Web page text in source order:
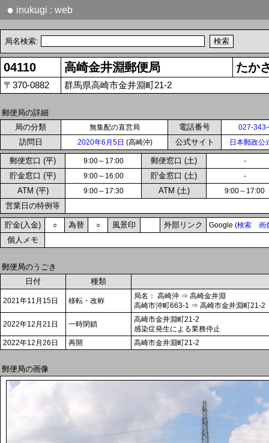
● inukugi : web
局名検索:
04110 高崎金井淵郵便局 たか
〒370-0882 群馬県高崎市金井淵町21-2
郵便局の詳細
局の分類
無集配の直営局 電話番号 027-
訪問日 2020年6月5日 (高崎沖) 公式サイト 日本郵政公
郵便窓口 (平) 9:00～17:00 郵便窓口 (土) -
貯金窓口 (平) 9:00～16:00 貯金窓口 (土) -
ATM (平) 9:00～17:30 ATM (土) 9:00～17:00
営業日の特例等
貯金(入金) ○ 為替 ○ 風景印 外部リンク Google (検索 画
個人メモ
郵便局のうごき
日付
種類
2021年11月15日 移転・改称
局名： 高崎沖 ⇒ 高崎金井淵
高崎市沖町663-1 ⇒ 高崎市金井淵町21-2
2022年12月21日 一時閉鎖
高崎市金井淵町21-2
感染症発生による業務停止
2022年12月26日
再開 高崎市金井淵町21-2
郵便局の画像